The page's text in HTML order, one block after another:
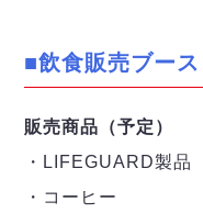
■飲食販売ブース
販売商品（予定）
・LIFEGUARD製品
・コーヒー